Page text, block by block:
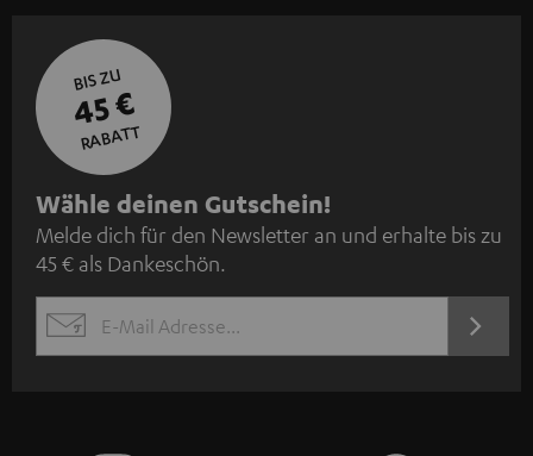
BIS ZU
45 €
RABATT
N
e
w
s
l
Wähle deinen Gutschein!
Melde dich für den Newsletter an und erhalte bis zu
45 € als Dankeschön.
EMAIL
JETZT